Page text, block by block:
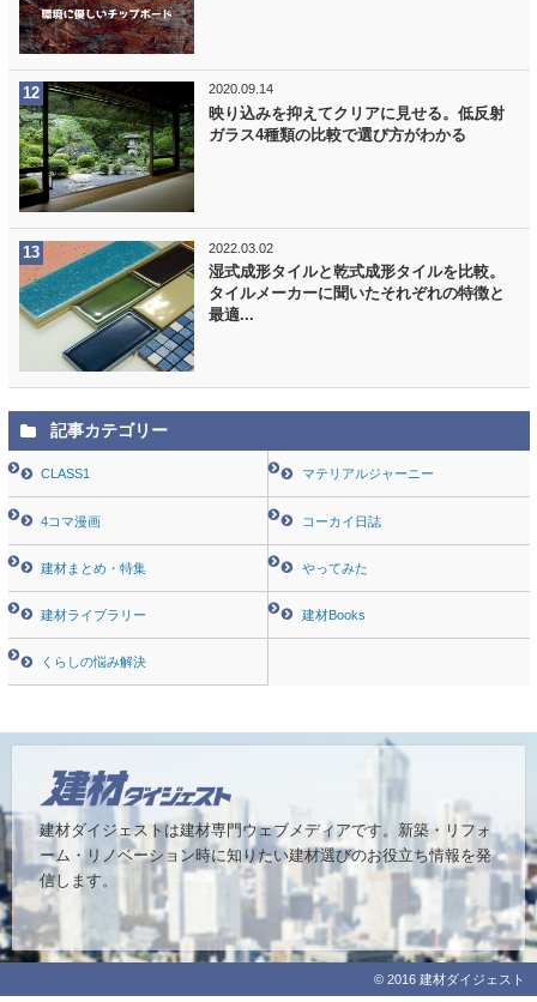
2020.09.14
映り込みを抑えてクリアに見せる。低反射
ガラス4種類の比較で選び方がわかる
2022.03.02
湿式成形タイルと乾式成形タイルを比較。
タイルメーカーに聞いたそれぞれの特徴と
最適...
記事カテゴリー
CLASS1 マテリアルジャーニー
4コマ漫画 コーカイ日誌
建材まとめ・特集 やってみた
建材ライブラリー 建材Books
くらしの悩み解決
建材ダイジェストは建材専門ウェブメディアです。 新築・リフォ
ーム・リノベーション時に知りたい建材選びのお役立ち情報を発
信します。
© 2016 建材ダイジェスト